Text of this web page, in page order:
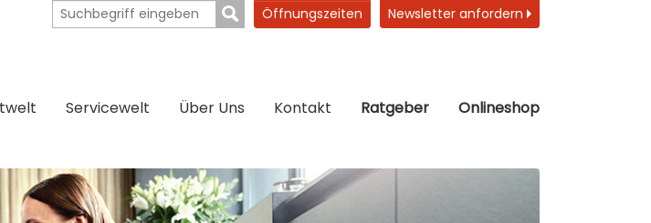
Öffnungszeiten Newsletter anfordern
Servicewelt Über Uns Kontakt Ratgeber Onlineshop